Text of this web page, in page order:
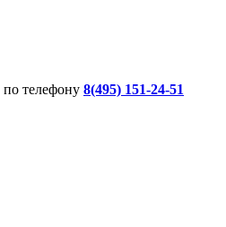
по телефону 8(495) 151-24-51